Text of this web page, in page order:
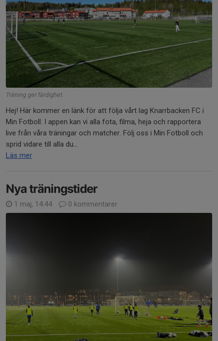
Träning ger färdighet.
Hej! Här kommer en länk för att följa vårt lag Knarrbacken FC i
Min Fotboll. I appen kan vi alla fota, filma, heja och rapportera
live från våra träningar och matcher. Följ oss i Min Fotboll och
sprid vidare till alla du...
Läs mer
Nya träningstider
1 maj, 14:44 0 kommentarer